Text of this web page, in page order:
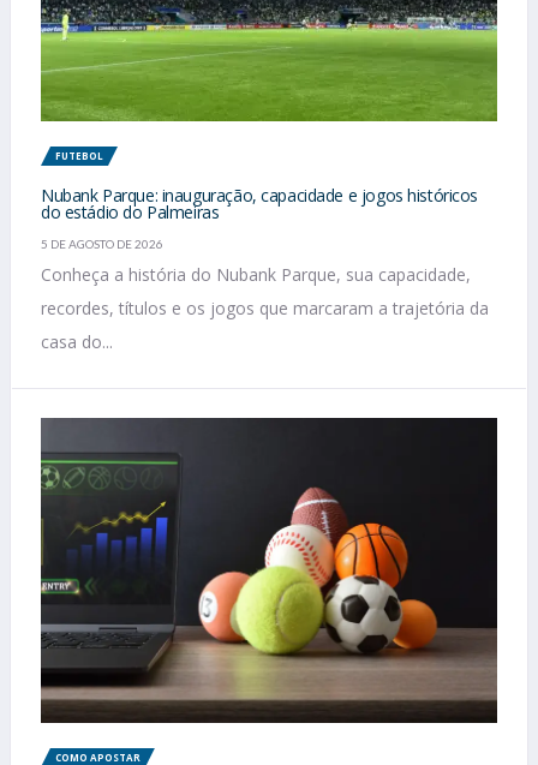
FUTEBOL
Nubank Parque: inauguração, capacidade e jogos históricos
do estádio do Palmeiras
5 DE AGOSTO DE 2026
Conheça a história do Nubank Parque, sua capacidade,
recordes, títulos e os jogos que marcaram a trajetória da
casa do...
COMO APOSTAR